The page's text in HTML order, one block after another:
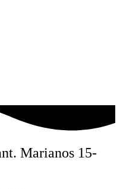
Marianos 15-